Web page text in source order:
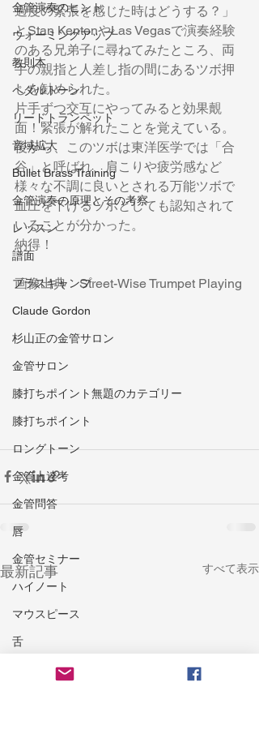
金管演奏のヒント
ウォーミングアップ
教則本
ペダルトーン
リードトランペット
音域拡大
Bullet Brass Training
金管演奏の原理とその考察
レッスン
譜面
ブラスキャンプ
Claude Gordon
杉山正の金管サロン
金管サロン
膝打ちポイント無題のカテゴリー
膝打ちポイント
ロングトーン
金管上達考
金管問答
唇
金管セミナー
ハイノート
マウスピース
舌
ウォームダウン
過度の緊張を感じた時はどうする？」
とStan KentonやLas Vegasで演奏経験
のある兄弟子に尋ねてみたところ、両
手の親指と人差し指の間にあるツボ押
しを勧められた。
片手ずつ交互にやってみると効果覿
面！緊張が解れたことを覚えている。
後から、このツボは東洋医学では「合
谷」と呼ばれ、肩こりや疲労感など
様々な不調に良いとされる万能ツボで
血圧を下げるツボとしても認知されて
いることが分かった。
納得！
画像出典　Street-Wise Trumpet Playing
最新記事 すべて表示